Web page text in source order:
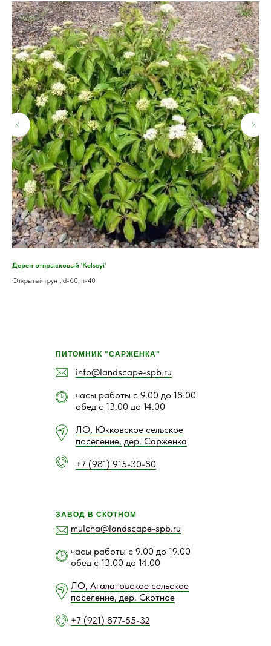
Дерен отпрысковый 'Kelseyi'
Открытый грунт, d-60, h-40
ПИТОМНИК "САРЖЕНКА"
info@landscape-spb.ru
часы работы с 9.00 до 18.00
обед с 13.00 до 14.00
ЛО, Юкковское сельское
поселение, дер. Сарженка
+7 (981) 915-30-80
ЗАВОД В СКОТНОМ
mulcha@landscape-spb.ru
часы работы с 9.00 до 19.00
обед с 13.00 до 14.00
ЛО, Агалатовское сельское
поселение, дер. Скотное
+7 (921) 877-55-32